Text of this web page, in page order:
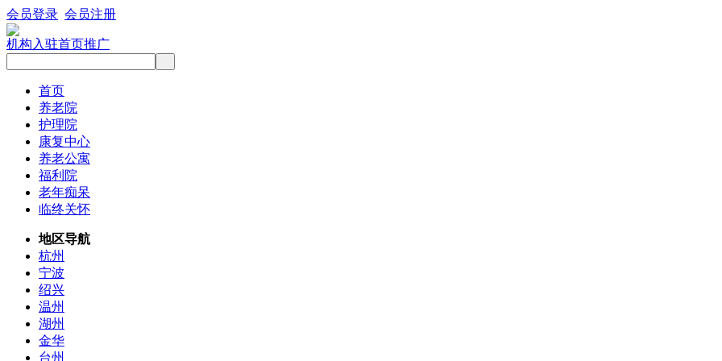
会员登录 会员注册
机构入驻首页推广
首页
养老院
护理院
康复中心
养老公寓
福利院
老年痴呆
临终关怀
地区导航
杭州
宁波
绍兴
温州
湖州
金华
台州